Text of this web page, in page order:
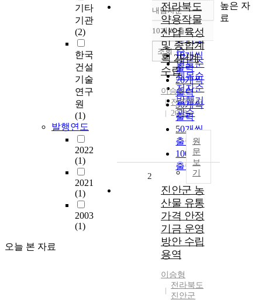
기타
기관
(2)
한국
건설
기술
연구
원
(1)
발행연도
2022
(1)
2021
(1)
2003
(1)
오늘 본 자료
정확도
순
인기도
순
연도순
제목순
저자순
발행기
관순
내림차순
내림차순
10개씩 출력
10개씩
출력
20개씩
출력
30개씩
출력
50개씩
출력
100개씩
출력
조회
전라북도
약용작물
산업 육성
및 종합계
획 2단계
수립
이승형
전라북도
2022
원
문
보
기
2
진안군 농
산물 유통
가격 안정
기금 운영
방안 수립
용역
이승형
전라북도
진안군
높은 자
료